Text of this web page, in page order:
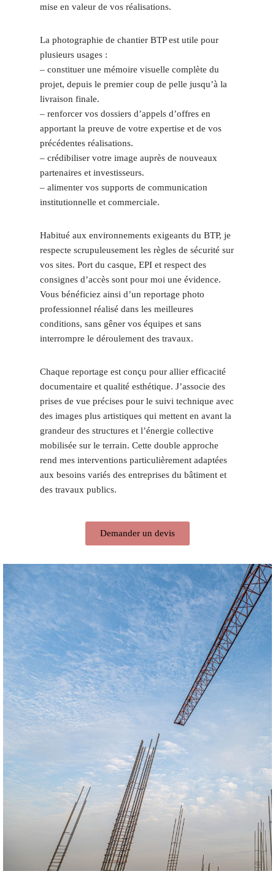
mise en valeur de vos réalisations.
La photographie de chantier BTP est utile pour
plusieurs usages :
– constituer une mémoire visuelle complète du
projet, depuis le premier coup de pelle jusqu’à la
livraison finale.
– renforcer vos dossiers d’appels d’offres en
apportant la preuve de votre expertise et de vos
précédentes réalisations.
– crédibiliser votre image auprès de nouveaux
partenaires et investisseurs.
– alimenter vos supports de communication
institutionnelle et commerciale.
Habitué aux environnements exigeants du BTP, je
respecte scrupuleusement les règles de sécurité sur
vos sites. Port du casque, EPI et respect des
consignes d’accès sont pour moi une évidence.
Vous bénéficiez ainsi d’un reportage photo
professionnel réalisé dans les meilleures
conditions, sans gêner vos équipes et sans
interrompre le déroulement des travaux.
Chaque reportage est conçu pour allier efficacité
documentaire et qualité esthétique. J’associe des
prises de vue précises pour le suivi technique avec
des images plus artistiques qui mettent en avant la
grandeur des structures et l’énergie collective
mobilisée sur le terrain. Cette double approche
rend mes interventions particulièrement adaptées
aux besoins variés des entreprises du bâtiment et
des travaux publics.
Demander un devis